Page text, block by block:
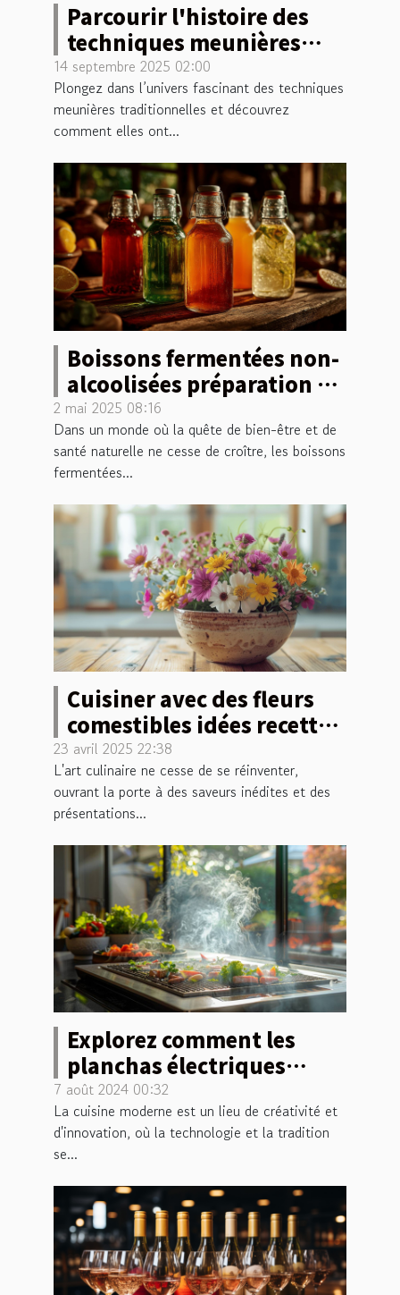
Parcourir l'histoire des
techniques meunières
traditionnelles
14 septembre 2025 02:00
Plongez dans l’univers fascinant des techniques
meunières traditionnelles et découvrez
comment elles ont...
Boissons fermentées non-
alcoolisées préparation et
vertus
2 mai 2025 08:16
Dans un monde où la quête de bien-être et de
santé naturelle ne cesse de croître, les boissons
fermentées...
Cuisiner avec des fleurs
comestibles idées recettes
et conseils
23 avril 2025 22:38
L'art culinaire ne cesse de se réinventer,
ouvrant la porte à des saveurs inédites et des
présentations...
Explorez comment les
planchas électriques
transforment la cuisine
moderne
7 août 2024 00:32
La cuisine moderne est un lieu de créativité et
d'innovation, où la technologie et la tradition
se...